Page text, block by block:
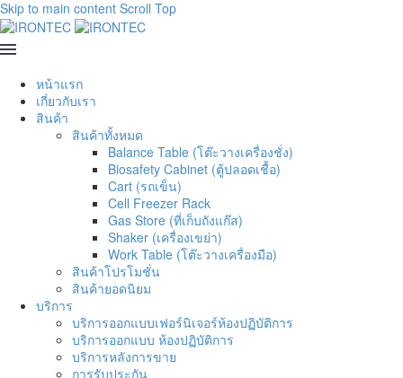
Skip to main content Scroll Top
หน้าแรก
เกี่ยวกับเรา
สินค้า
สินค้าทั้งหมด
Balance Table (โต๊ะวางเครื่องชั่ง)
Biosafety Cabinet (ตู้ปลอดเชื้อ)
Cart (รถเข็น)
Cell Freezer Rack
Gas Store (ที่เก็บถังแก๊ส)
Shaker (เครื่องเขย่า)
Work Table (โต๊ะวางเครื่องมือ)
สินค้าโปรโมชั่น
สินค้ายอดนิยม
บริการ
บริการออกแบบเฟอร์นิเจอร์ห้องปฏิบัติการ
บริการออกแบบ ห้องปฏิบัติการ
บริการหลังการขาย
การรับประกัน